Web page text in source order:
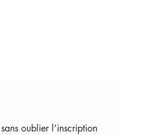
oublier l’inscription